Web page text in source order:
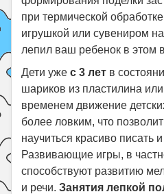
при термической
игрушкой или сувениром
лепил ваш ребенок в этом
Дети ужес 3 лет в
шариков из пластилина
временем движение
более ловким, что
научиться красиво писать
Развивающие игры, в
способствуют развитию
и речи.Занятия лепкой